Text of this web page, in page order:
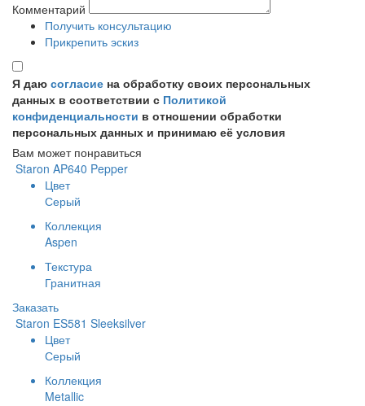
Комментарий
Получить консультацию
Прикрепить эскиз
Я даю согласие на обработку своих персональных
данных в соответствии с Политикой
конфиденциальности в отношении обработки
персональных данных и принимаю её условия
Вам может понравиться
Staron AP640 Pepper
Цвет
Серый
Коллекция
Aspen
Текстура
Гранитная
Заказать
Staron ES581 Sleeksilver
Цвет
Серый
Коллекция
Metallic